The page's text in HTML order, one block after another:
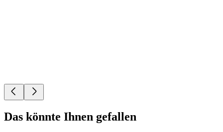
Das könnte Ihnen gefallen